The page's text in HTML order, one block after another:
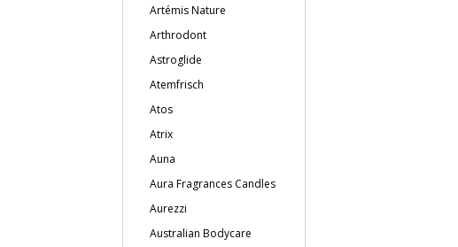
Artémis Nature
Arthrodont
Astroglide
Atemfrisch
Atos
Atrix
Auna
Aura Fragrances Candles
Aurezzi
Australian Bodycare